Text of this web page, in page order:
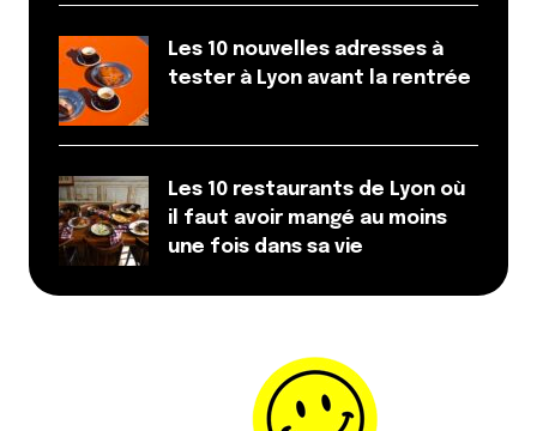
Enregistrer mon nom, mon e-mail et mon site dans le
navigateur pour mon prochain commentaire.
Et bim !
Les 10 nouvelles adresses à
tester à Lyon avant la rentrée
Les 10 restaurants de Lyon où
il faut avoir mangé au moins
une fois dans sa vie